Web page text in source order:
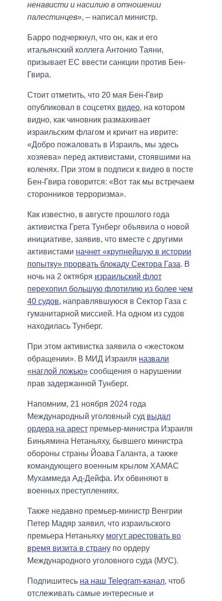
ненависти и насилию в отношении
палестинцев», – написал министр.
Барро подчеркнул, что он, как и его
итальянский коллега Антонио Таяни,
призывает ЕС ввести санкции против Бен-
Гвира.
Стоит отметить, что 20 мая Бен-Гвир
опубликовал в соцсетях видео, на котором
видно, как чиновник размахивает
израильским флагом и кричит на иврите:
«Добро пожаловать в Израиль, мы здесь
хозяева» перед активистами, стоявшими на
коленях. При этом в подписи к видео в посте
Бен-Гвира говорится: «Вот так мы встречаем
сторонников терроризма».
Как известно, в августе прошлого года
активистка Грета Тунберг объявила о новой
инициативе, заявив, что вместе с другими
активистами начнет «крупнейшую в истории
попытку» прорвать блокаду Сектора Газа. В
ночь на 2 октября израильский флот
перехопил большую флотилию из более чем
40 судов, направлявшуюся в Сектор Газа с
гуманитарной миссией. На одном из судов
находилась Тунберг.
При этом активистка заявила о «жестоком
обращении». В МИД Израиля назвали
«наглой ложью» сообщения о нарушении
прав задержанной Тунберг.
Напомним, 21 ноября 2024 года
Международный уголовный суд выдал
ордера на арест премьер-министра Израиля
Биньямина Нетаньяху, бывшего министра
обороны страны Йоава Галанта, а также
командующего военным крылом ХАМАС
Мухаммеда Ад-Дейфа. Их обвиняют в
военных преступлениях.
Также недавно премьер-министр Венгрии
Петер Мадяр заявил, что израильского
премьера Нетаньяху могут арестовать во
время визита в страну по ордеру
Международного уголовного суда (МУС).
Подпишитесь на наш Telegram-канал, чтоб
отслеживать самые интересные и